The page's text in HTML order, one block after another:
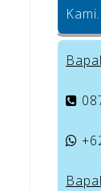
Kami.